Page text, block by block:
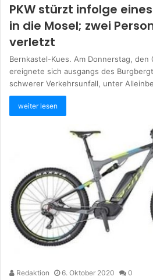
PKW stürzt infolge
in die Mosel; zwei
verletzt
Bernkastel-Kues. Am Donnerstag, den
ereignete sich ausgangs des
schwerer Verkehrsunfall, unter
weiter lesen
Redaktion 6. Oktober 2020 0